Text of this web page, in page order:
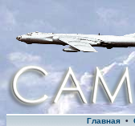
Главная •